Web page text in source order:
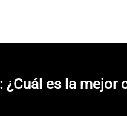
¿Cuál es la mejor